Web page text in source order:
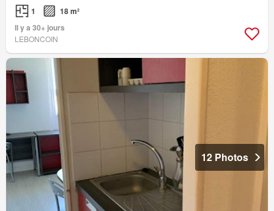
1
18 m²
Il y a 30+ jours
LEBONCOIN
12 Photos